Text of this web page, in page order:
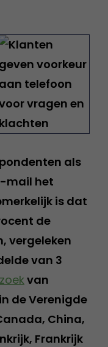
als
mail het
is dat
de
vergeleken
van 3
van
de Verenigde
China,
Frankrijk